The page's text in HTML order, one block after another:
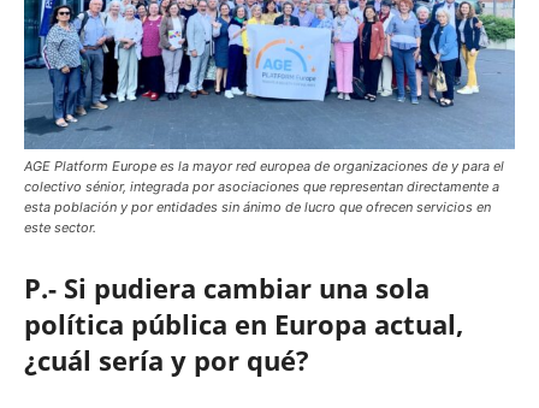
AGE Platform Europe es la mayor red europea de organizaciones de y para el
colectivo sénior, integrada por asociaciones que representan directamente a
esta población y por entidades sin ánimo de lucro que ofrecen servicios en
este sector.
P.- Si pudiera cambiar una sola
política pública en Europa actual,
¿cuál sería y por qué?